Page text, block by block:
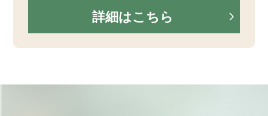
詳細はこちら